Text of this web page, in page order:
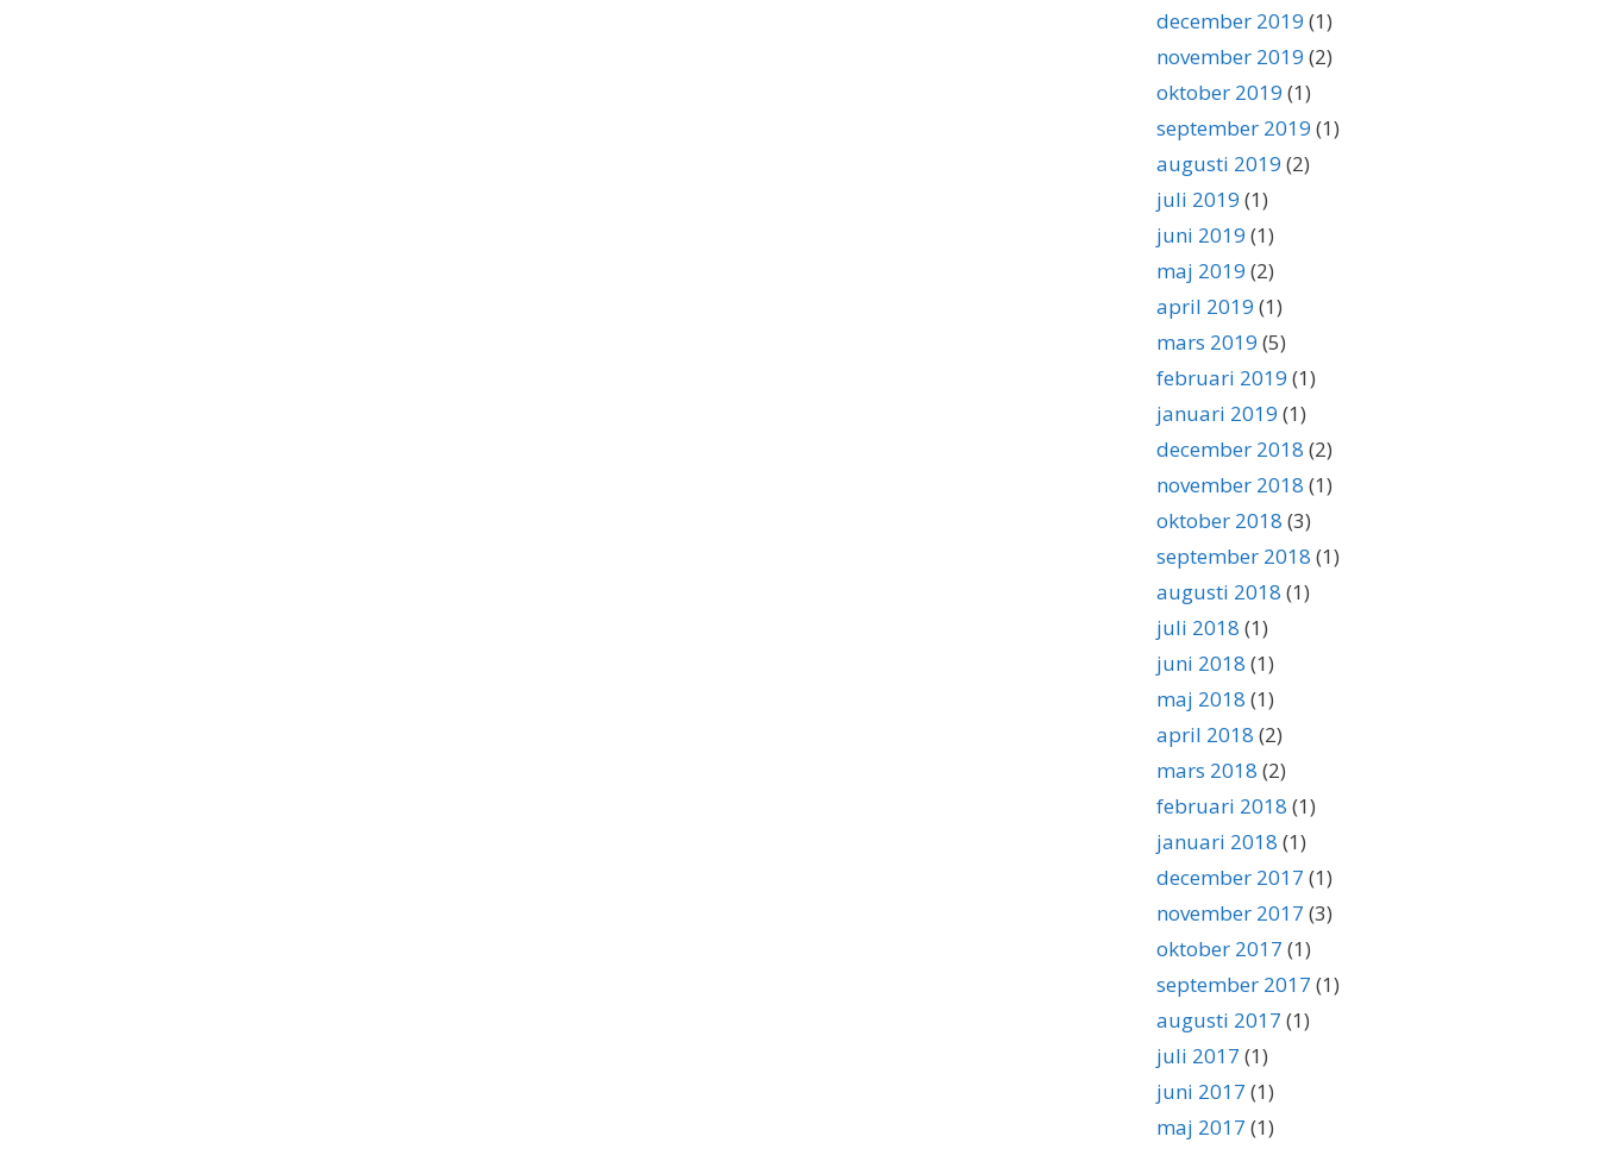
december 2019 (1)
november 2019 (2)
oktober 2019 (1)
september 2019 (1)
augusti 2019 (2)
juli 2019 (1)
juni 2019 (1)
maj 2019 (2)
april 2019 (1)
mars 2019 (5)
februari 2019 (1)
januari 2019 (1)
december 2018 (2)
november 2018 (1)
oktober 2018 (3)
september 2018 (1)
augusti 2018 (1)
juli 2018 (1)
juni 2018 (1)
maj 2018 (1)
april 2018 (2)
mars 2018 (2)
februari 2018 (1)
januari 2018 (1)
december 2017 (1)
november 2017 (3)
oktober 2017 (1)
september 2017 (1)
augusti 2017 (1)
juli 2017 (1)
juni 2017 (1)
maj 2017 (1)